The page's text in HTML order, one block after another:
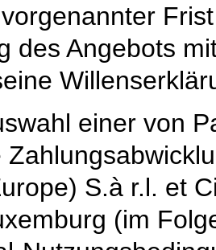
des Angebots
einer von
S.à r.l. et
(im